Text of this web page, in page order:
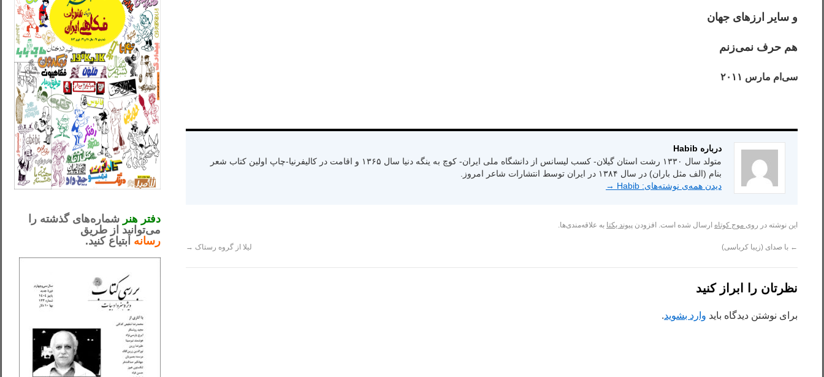
و سایر ارزهای جهان
هم حرف نمی‌زنم
سی‌ام مارس ۲۰۱۱
درباره Habib
متولد سال ۱۳۳۰ رشت استان گیلان- کسب لیسانس از دانشگاه ملی ایران- کوچ به ینگه دنیا سال ۱۳۶۵ و اقامت در کالیفرنیا-چاپ اولین کتاب شعر
بنام (الف مثل باران) در سال ۱۳۸۴ در ایران توسط انتشارات شاعر امروز.
دیدن همه‌ی نوشته‌های: Habib
→
این نوشته در روی موج کوتاه ارسال شده است. افزودن پیوند یکتا به علاقه‌مندی‌ها.
← با صدای (زیبا کرباسی) لیلا از گروه رستاک →
نظرتان را ابراز کنید
برای نوشتن دیدگاه باید وارد بشوید.
دفتر هنر شماره‌های گذشته را
می‌توانید از طریق
رسانه ابتیاع کنید.